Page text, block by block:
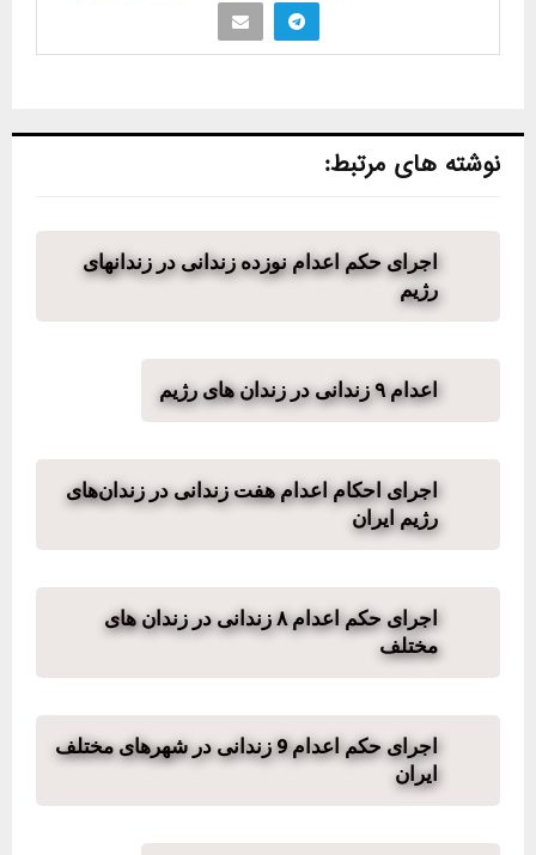
نوشته های مرتبط:
اجرای حکم اعدام نوزده زندانی در زندانهای
رژیم
اعدام ۹ زندانی در زندان های رژیم
اجرای احکام اعدام هفت زندانی در زندان‌های
رژیم ایران
اجرای حکم اعدام ۸ زندانی در زندان های
مختلف
اجرای حکم اعدام 9 زندانی در شهرهای مختلف
ایران